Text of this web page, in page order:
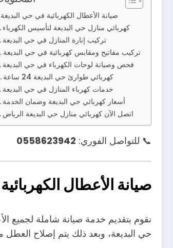
صيانة الأعطال الكهربائية في حي البديعة
كهربائي منازل حي البديعة لتأسيس الكهرباء
تركيب إنارة المنازل في حي البديعة
تركيب مفاتيح ومقابس كهربائية في حي البديعة
فحص وصيانة لوحات الكهرباء في حي البديعة
كهربائي طوارئ حي البديعة 24 ساعة
خدمات كهرباء المنازل في حي البديعة
أسعار كهربائي حي البديعة وضمان الخدمة
اتصل الآن كهربائي منازل حي البديعة الرياض
📞 للتواصل الفوري: 0558623942
صيانة الأعطال
نقوم بتقديم خدمة صيانة شاملة لجميع
حي البديعة، وبعد ذلك يتم إصلاح